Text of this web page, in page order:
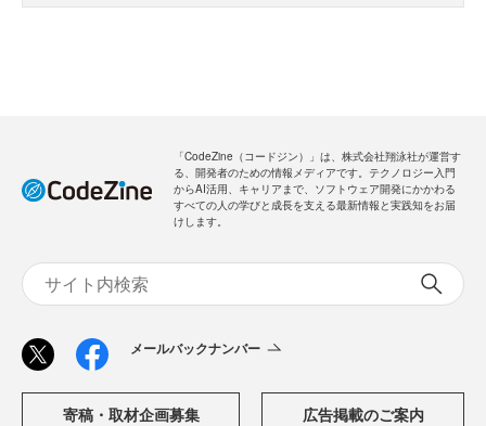
「CodeZine（コードジン）」は、株式会社翔泳社が運営す
る、開発者のための情報メディアです。テクノロジー入門
からAI活用、キャリアまで、ソフトウェア開発にかかわる
すべての人の学びと成長を支える最新情報と実践知をお届
けします。
メールバックナンバー
寄稿・取材企画募集 広告掲載のご案内